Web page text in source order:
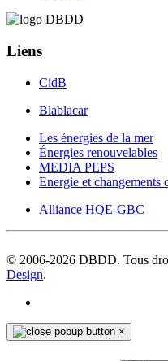
Liens
CidB
Blablacar
Les énergies de la mer
Énergies renouvelables
MEDIA PEPS
Energie et changements
Alliance HQE-GBC
© 2006-2026 DBDD. Tous
Design.
×